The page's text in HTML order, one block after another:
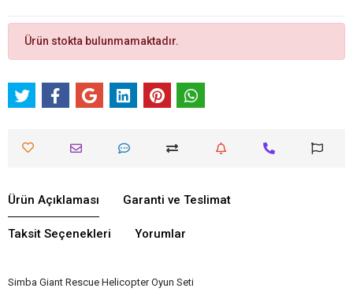
Ürün stokta bulunmamaktadır.
Ürün Açıklaması Garanti ve Teslimat
Taksit Seçenekleri Yorumlar
Simba Giant Rescue Helicopter Oyun Seti